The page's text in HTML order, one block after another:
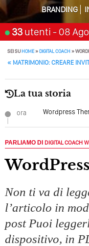
Quando L’amore
Come Scrivere
Cos’è La Search
Come Cambieranno I
Quale Sarà Il
Adesso Con I
Perché Pubblicare
Perché Non
Quali Sono Gli Errori
Caso
BRANDING
33 utenti - 08
San Giorgio a
SEI SUHOME»DIGITAL COACH»
POST NAVIGATION
« MATRIMONIO: CREARE
La tua storia
ora Wordpress
PARLIAMO DI DIGITAL COACH
Non ti va di
l’articolo in
post Puoi
dispositivo, in